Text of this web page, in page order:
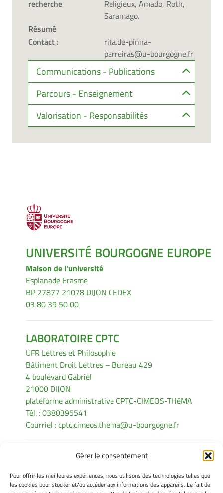
Gérer le consentement
Pour offrir les meilleures expériences, nous utilisons des technologies telles que
les cookies pour stocker et/ou accéder aux informations des appareils. Le fait de
recherche
Religieux, Amado, Roth,
Saramago.
Résumé
Contact :
rita.de-pinna-
parreiras@u-bourgogne.fr
Communications - Publications
Parcours - Enseignement
Valorisation - Responsabilités
UNIVERSITÉ BOURGOGNE EUROPE
Maison de l'université
Esplanade Erasme
BP 27877 21078 DIJON CEDEX
03 80 39 50 00
LABORATOIRE CPTC
UFR Lettres et Philosophie
Bâtiment Droit Lettres – Bureau 429
4 boulevard Gabriel
21000 DIJON
plateforme administrative CPTC-CIMEOS-THéMA
Tél. : 0380395541
Courriel :cptc.cimeos.thema@u-bourgogne.fr
INFORMATIONS LÉGALES
Mentions légales